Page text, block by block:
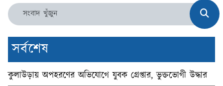
সর্বশেষ
কুলাউড়ায় অপহরণের অভিযোগে যুবক গ্রেপ্তার, ভুক্তভোগী উদ্ধার